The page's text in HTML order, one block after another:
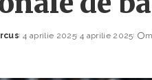
4 aprilie 2025 4 aprilie 2025